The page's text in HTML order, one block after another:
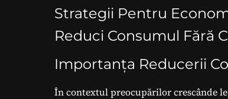
Strategii Pentru
Reduci Consumul Fără
Importanța Reducerii
În contextul preocupărilor crescânde